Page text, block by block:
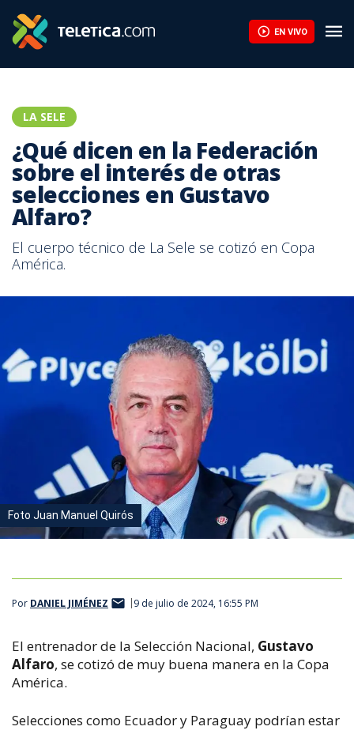
EN VIVO
LA SELE
¿Qué dicen en la Federación
sobre el interés de otras
selecciones en Gustavo
Alfaro?
El cuerpo técnico de La Sele se cotizó en Copa
América.
Foto Juan Manuel Quirós
Por DANIEL JIMÉNEZ 9 de julio de 2024, 16:55 PM
El entrenador de la Selección Nacional, Gustavo
Alfaro, se cotizó de muy buena manera en la Copa
América.
Selecciones como Ecuador y Paraguay podrían estar